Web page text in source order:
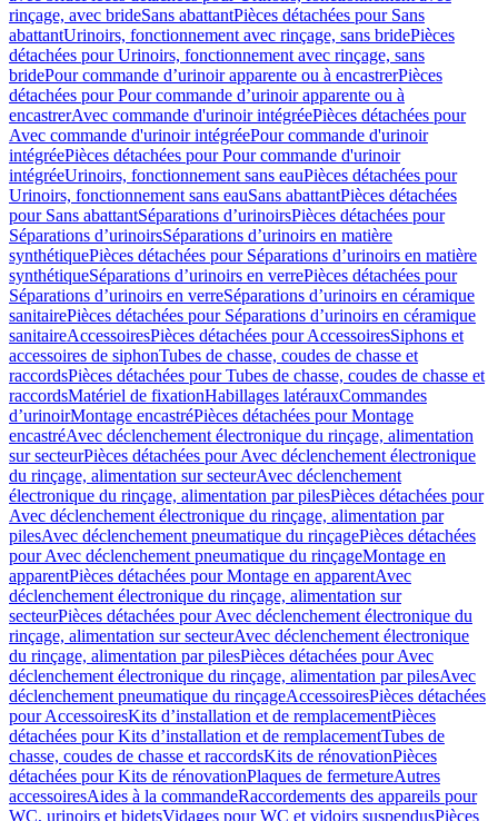
rinçage, avec brideSans abattantPièces détachées pour Sans
abattantUrinoirs, fonctionnement avec rinçage, sans bridePièces
détachées pour Urinoirs, fonctionnement avec rinçage, sans
bridePour commande d’urinoir apparente ou à encastrerPièces
détachées pour Pour commande d’urinoir apparente ou à
encastrerAvec commande d'urinoir intégréePièces détachées pour
Avec commande d'urinoir intégréePour commande d'urinoir
intégréePièces détachées pour Pour commande d'urinoir
intégréeUrinoirs, fonctionnement sans eauPièces détachées pour
Urinoirs, fonctionnement sans eauSans abattantPièces détachées
pour Sans abattantSéparations d’urinoirsPièces détachées pour
Séparations d’urinoirsSéparations d’urinoirs en matière
synthétiquePièces détachées pour Séparations d’urinoirs en matière
synthétiqueSéparations d’urinoirs en verrePièces détachées pour
Séparations d’urinoirs en verreSéparations d’urinoirs en céramique
sanitairePièces détachées pour Séparations d’urinoirs en céramique
sanitaireAccessoiresPièces détachées pour AccessoiresSiphons et
accessoires de siphonTubes de chasse, coudes de chasse et
raccordsPièces détachées pour Tubes de chasse, coudes de chasse et
raccordsMatériel de fixationHabillages latérauxCommandes
dʼurinoirMontage encastréPièces détachées pour Montage
encastréAvec déclenchement électronique du rinçage, alimentation
sur secteurPièces détachées pour Avec déclenchement électronique
du rinçage, alimentation sur secteurAvec déclenchement
électronique du rinçage, alimentation par pilesPièces détachées pour
Avec déclenchement électronique du rinçage, alimentation par
pilesAvec déclenchement pneumatique du rinçagePièces détachées
pour Avec déclenchement pneumatique du rinçageMontage en
apparentPièces détachées pour Montage en apparentAvec
déclenchement électronique du rinçage, alimentation sur
secteurPièces détachées pour Avec déclenchement électronique du
rinçage, alimentation sur secteurAvec déclenchement électronique
du rinçage, alimentation par pilesPièces détachées pour Avec
déclenchement électronique du rinçage, alimentation par pilesAvec
déclenchement pneumatique du rinçageAccessoiresPièces détachées
pour AccessoiresKits d’installation et de remplacementPièces
détachées pour Kits d’installation et de remplacementTubes de
chasse, coudes de chasse et raccordsKits de rénovationPièces
détachées pour Kits de rénovationPlaques de fermetureAutres
accessoiresAides à la commandeRaccordements des appareils pour
WC, urinoirs et bidetsVidages pour WC et vidoirs suspendusPièces